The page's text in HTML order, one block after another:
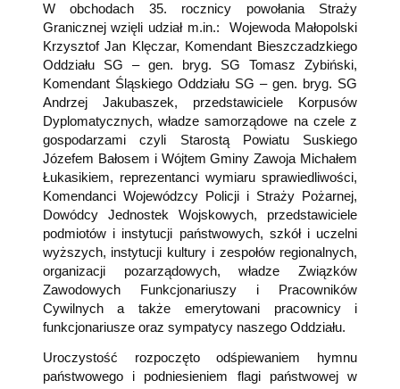
W obchodach 35. rocznicy powołania Straży
Granicznej wzięli udział m.in.: Wojewoda Małopolski
Krzysztof Jan Klęczar, Komendant Bieszczadzkiego
Oddziału SG – gen. bryg. SG Tomasz Zybiński,
Komendant Śląskiego Oddziału SG – gen. bryg. SG
Andrzej Jakubaszek, przedstawiciele Korpusów
Dyplomatycznych, władze samorządowe na czele z
gospodarzami czyli Starostą Powiatu Suskiego
Józefem Bałosem i Wójtem Gminy Zawoja Michałem
Łukasikiem, reprezentanci wymiaru sprawiedliwości,
Komendanci Wojewódzcy Policji i Straży Pożarnej,
Dowódcy Jednostek Wojskowych, przedstawiciele
podmiotów i instytucji państwowych, szkół i uczelni
wyższych, instytucji kultury i zespołów regionalnych,
organizacji pozarządowych, władze Związków
Zawodowych Funkcjonariuszy i Pracowników
Cywilnych a także emerytowani pracownicy i
funkcjonariusze oraz sympatycy naszego Oddziału.
Uroczystość rozpoczęto odśpiewaniem hymnu
państwowego i podniesieniem flagi państwowej w